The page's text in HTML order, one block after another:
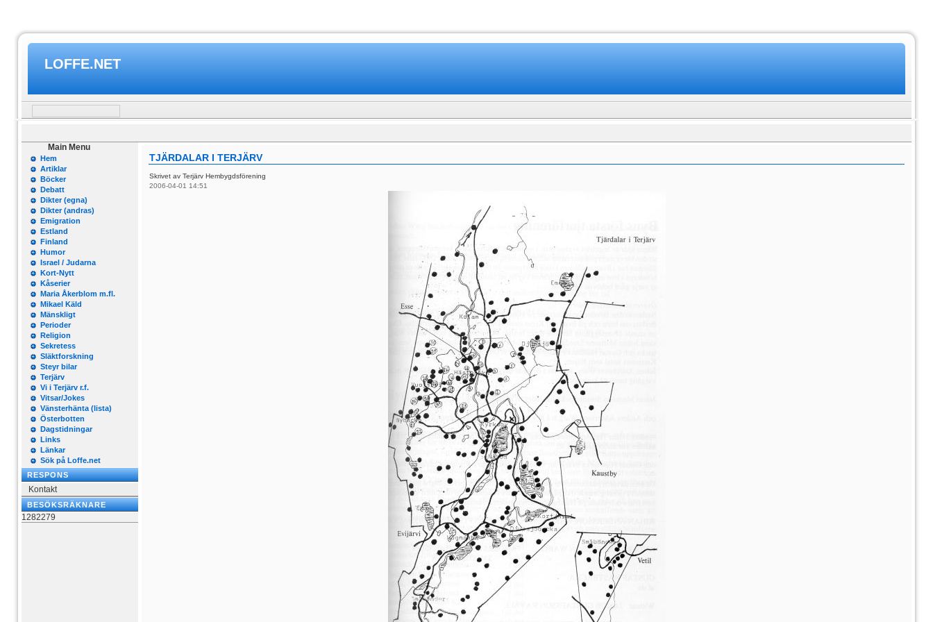
LOFFE.NET
Main Menu
Hem
Artiklar
Böcker
Debatt
Dikter (egna)
Dikter (andras)
Emigration
Estland
Finland
Humor
Israel / Judarna
Kort-Nytt
Kåserier
Maria Åkerblom m.fl.
Mikael Käld
Mänskligt
Perioder
Religion
Sekretess
Släktforskning
Steyr bilar
Terjärv
Vi i Terjärv r.f.
Vitsar/Jokes
Vänsterhänta (lista)
Österbotten
Dagstidningar
Links
Länkar
Sök på Loffe.net
RESPONS
Kontakt
BESÖKSRÄKNARE
1282279
TJÄRDALAR I TERJÄRV
Skrivet av Terjärv Hembygdsförening
2006-04-01 14:51